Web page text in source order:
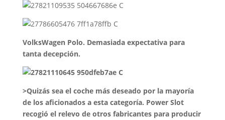
VolksWagen Polo. Demasiada expectativa para
tanta decepción.
>Quizás sea el coche más deseado por la mayoría
de los aficionados a esta categoría. Power Slot
recogió el relevo de otros fabricantes para producir